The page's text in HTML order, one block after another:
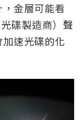
金層可能看
碟製造商）聲
速光碟的化